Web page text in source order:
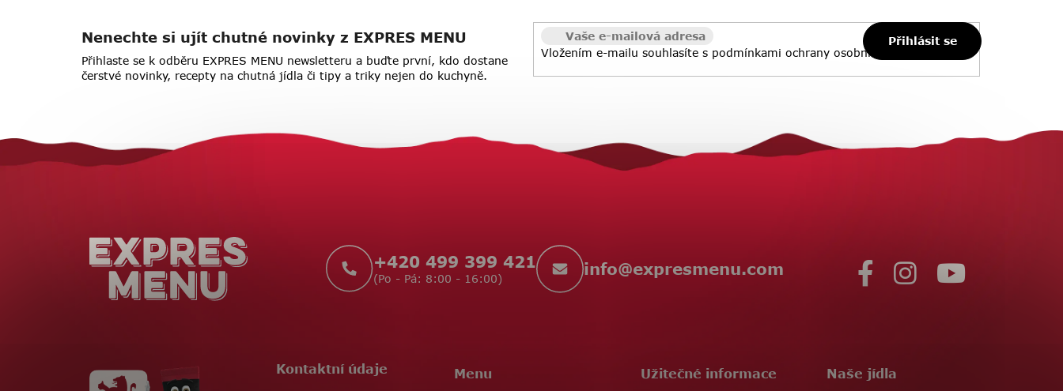
Nenechte si ujít chutné novinky z EXPRES MENU
Přihlaste se k odběru EXPRES MENU newsletteru a buďte první, kdo dostane
čerstvé novinky, recepty na chutná jídla či tipy a triky nejen do kuchyně.
Vložením e-mailu souhlasíte s podmínkami ochrany osobních údajů
Přihlásit se
Z
+420 499 399 421
(Po - Pá: 8:00 - 16:00) info@expresmenu.com
Kontaktní údaje Menu Užitečné informace Naše jídla